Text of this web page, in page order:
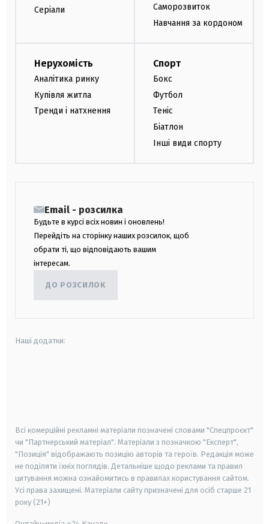
Серіали
Саморозвиток
Навчання за кордоном
Нерухомість
Аналітика ринку
Купівля житла
Тренди і натхнення
Спорт
Бокс
Футбол
Теніс
Біатлон
Інші види спорту
Email - розсилка
Будьте в курсі всіх новин і оновлень!
Перейдіть на сторінку наших розсилок, щоб
обрати ті, що відповідають вашим
інтересам.
ДО РОЗСИЛОК
Наші додатки:
Всі комерційні рекламні матеріали позначені словами "Спецпроєкт"
чи "Партнерський матеріал". Матеріали з позначкою "Експерт",
"Позиція" відображають позицію авторів та героїв. Редакція може
не поділяти їхніх поглядів. Детальніше щодо реклами та правил
цитування можна ознайомитись в правилах користування сайтом.
Усі права захищені. Матеріали сайту призначені для осіб старше 21
року (21+)